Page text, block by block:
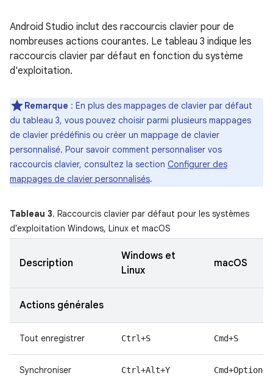
Android Studio inclut des raccourcis clavier pour de
nombreuses actions courantes. Le tableau 3 indique les
raccourcis clavier par défaut en fonction du système
d'exploitation.
Remarque : En plus des mappages de clavier par défaut
du tableau 3, vous pouvez choisir parmi plusieurs mappages
de clavier prédéfinis ou créer un mappage de clavier
personnalisé. Pour savoir comment personnaliser vos
raccourcis clavier, consultez la section Configurer des
mappages de clavier personnalisés.
Tableau 3. Raccourcis clavier par défaut pour les systèmes
d'exploitation Windows, Linux et macOS
Description
Windows et
Linux
macOS
Actions générales
Tout enregistrer Ctrl+S Cmd+S
Synchroniser Ctrl+Alt+Y Cmd+Option+Y